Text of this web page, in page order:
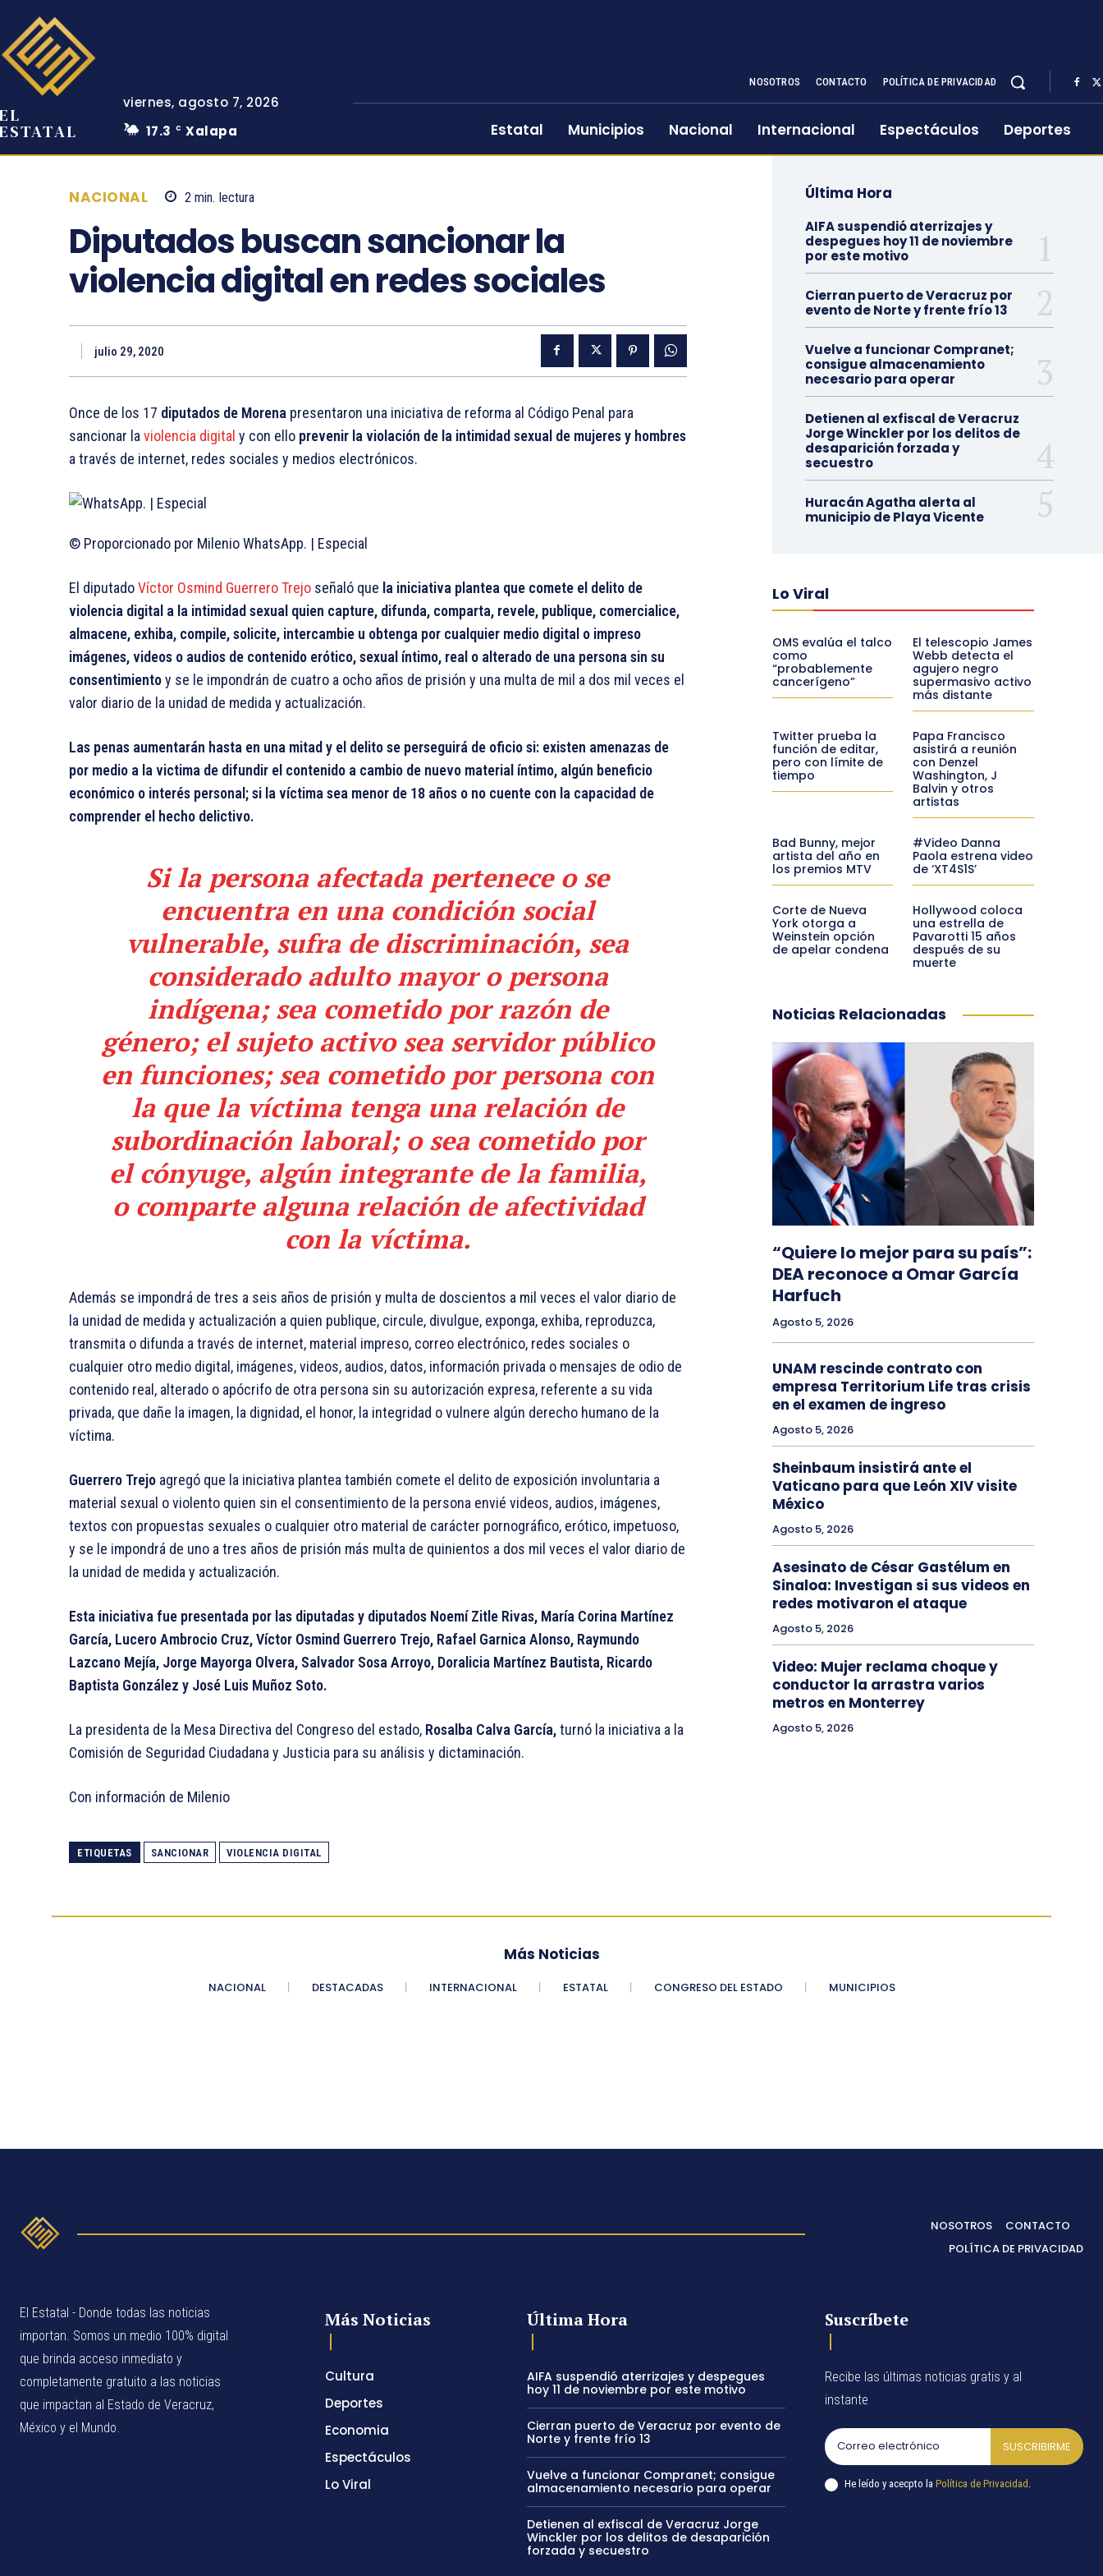
EL
ESTATAL
viernes, agosto 7, 2026
17.3
C Xalapa
NOSOTROS CONTACTO POLÍTICA DE PRIVACIDAD
Estatal Municipios Nacional Internacional Espectáculos Deportes
NACIONAL 2 min. lectura
Diputados buscan sancionar la
violencia digital en redes sociales
julio 29, 2020
Once de los 17 diputados de Morena presentaron una iniciativa de reforma al Código Penal para
sancionar la violencia digital y con ello prevenir la violación de la intimidad sexual de mujeres y hombres
a través de internet, redes sociales y medios electrónicos.
© Proporcionado por MilenioWhatsApp. | Especial
El diputadoVíctor Osmind Guerrero Trejo señaló que la iniciativa plantea que comete el delito de
violencia digital a la intimidad sexual quien capture, difunda, comparta, revele, publique, comercialice,
almacene, exhiba, compile, solicite, intercambie u obtenga por cualquier medio digital o impreso
imágenes, videos o audios de contenido erótico, sexual íntimo, real o alterado de una persona sin su
consentimientoy se le impondrán de cuatro a ocho años de prisión y una multa de mil a dos mil veces el
valor diario de la unidad de medida y actualización.
Las penas aumentarán hasta en una mitad y el delito se perseguirá de oficio si: existen amenazas de
por medio a la victima de difundir el contenido a cambio de nuevo material íntimo, algún beneficio
económico o interés personal; si la víctima sea menor de 18 años o no cuente con la capacidad de
comprender el hecho delictivo.
Si la persona afectada pertenece o se
encuentra en una condición social
vulnerable, sufra de discriminación, sea
considerado adulto mayor o persona
indígena; sea cometido por razón de
género; el sujeto activo sea servidor público
en funciones; sea cometido por persona con
la que la víctima tenga una relación de
subordinación laboral; o sea cometido por
el cónyuge, algún integrante de la familia,
o comparte alguna relación de afectividad
con la víctima.
Además se impondrá de tres a seis años de prisión y multa de doscientos a mil veces el valor diario de
la unidad de medida y actualización a quien publique, circule, divulgue, exponga, exhiba, reproduzca,
transmita o difunda a través de internet, material impreso, correo electrónico, redes sociales o
cualquier otro medio digital, imágenes, videos, audios, datos, información privada o mensajes de odio de
contenido real, alterado o apócrifo de otra persona sin su autorización expresa, referente a su vida
privada, que dañe la imagen, la dignidad, el honor, la integridad o vulnere algún derecho humano de la
víctima.
Guerrero Trejo agregó que la iniciativa plantea también comete el delito de exposición involuntaria a
material sexual o violento quien sin el consentimiento de la persona envié videos, audios, imágenes,
textos con propuestas sexuales o cualquier otro material de carácter pornográfico, erótico, impetuoso,
y se le impondrá de uno a tres años de prisión más multa de quinientos a dos mil veces el valor diario de
la unidad de medida y actualización.
Esta iniciativa fue presentada por las diputadas y diputados Noemí Zitle Rivas, María Corina Martínez
García, Lucero Ambrocio Cruz, Víctor Osmind Guerrero Trejo, Rafael Garnica Alonso, Raymundo
Lazcano Mejía, Jorge Mayorga Olvera, Salvador Sosa Arroyo, Doralicia Martínez Bautista, Ricardo
Baptista González y José Luis Muñoz Soto.
La presidenta de la Mesa Directiva del Congreso del estado, Rosalba Calva García,turnó la iniciativa a la
Comisión de Seguridad Ciudadana y Justicia para su análisis y dictaminación.
Con información de Milenio
ETIQUETAS SANCIONAR VIOLENCIA DIGITAL
Última Hora
AIFA suspendió aterrizajes y
despegues hoy 11 de noviembre
por este motivo
Cierran puerto de Veracruz por
evento de Norte y frente frío 13
Vuelve a funcionar Compranet;
consigue almacenamiento
necesario para operar
Detienen al exfiscal de Veracruz
Jorge Winckler por los delitos de
desaparición forzada y
secuestro
Huracán Agatha alerta al
municipio de Playa Vicente
Lo Viral
OMS evalúa el talco
como
“probablemente
cancerígeno”
El telescopio James
Webb detecta el
agujero negro
supermasivo activo
más distante
Twitter prueba la
función de editar,
pero con límite de
tiempo
Papa Francisco
asistirá a reunión
con Denzel
Washington, J
Balvin y otros
artistas
Bad Bunny, mejor
artista del año en
los premios MTV
#Video Danna
Paola estrena video
de ‘XT4S1S’
Corte de Nueva
York otorga a
Weinstein opción
de apelar condena
Hollywood coloca
una estrella de
Pavarotti 15 años
después de su
muerte
Noticias Relacionadas
“Quiere lo mejor para su país”:
DEA reconoce a Omar García
Harfuch
Agosto 5, 2026
UNAM rescinde contrato con
empresa Territorium Life tras crisis
en el examen de ingreso
Agosto 5, 2026
Sheinbaum insistirá ante el
Vaticano para que León XIV visite
México
Agosto 5, 2026
Asesinato de César Gastélum en
Sinaloa: Investigan si sus videos en
redes motivaron el ataque
Agosto 5, 2026
Video: Mujer reclama choque y
conductor la arrastra varios
metros en Monterrey
Agosto 5, 2026
Más Noticias
NACIONAL DESTACADAS INTERNACIONAL ESTATAL CONGRESO DEL ESTADO MUNICIPIOS
NOSOTROS
CONTACTO
POLÍTICA DE PRIVACIDAD
El Estatal - Donde todas las noticias
importan. Somos un medio 100% digital
que brinda acceso inmediato y
completamente gratuito a las noticias
que impactan al Estado de Veracruz,
México y el Mundo.
Más Noticias
Cultura
Deportes
Economia
Espectáculos
Lo Viral
Última Hora
AIFA suspendió aterrizajes y despegues
hoy 11 de noviembre por este motivo
Cierran puerto de Veracruz por evento de
Norte y frente frío 13
Vuelve a funcionar Compranet; consigue
almacenamiento necesario para operar
Detienen al exfiscal de Veracruz Jorge
Winckler por los delitos de desaparición
forzada y secuestro
Suscríbete
Recibe las últimas noticias gratis y al
instante
SUSCRIBIRME
He leído y acecpto laPolítica de Privacidad .